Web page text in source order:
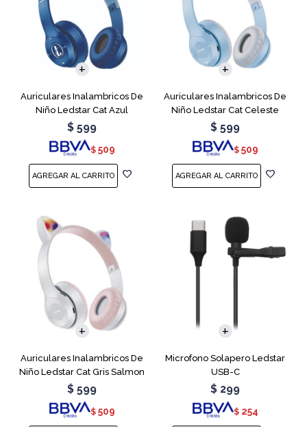
Auriculares Inalambricos De
Niño Ledstar Cat Azul
$ 599
$ 509
Auriculares Inalambricos De
Niño Ledstar Cat Celeste
$ 599
$ 509
Auriculares Inalambricos De
Niño Ledstar Cat Gris Salmon
$ 599
$ 509
Microfono Solapero Ledstar
USB-C
$ 299
$ 254